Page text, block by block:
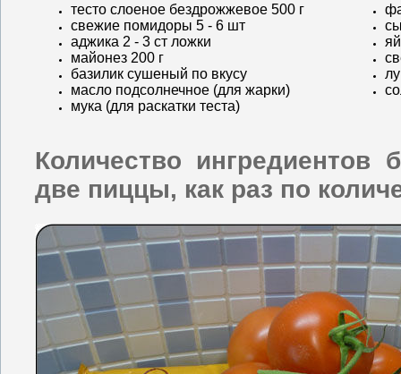
тесто слоеное бездрожжевое 500 г
свежие помидоры 5 - 6 шт
аджика 2 - 3 ст ложки
майонез 200 г
базилик сушеный по вкусу
масло подсолнечное (для жарки)
мука (для раскатки теста)
Количество ингредиентов
две пиццы, как раз по